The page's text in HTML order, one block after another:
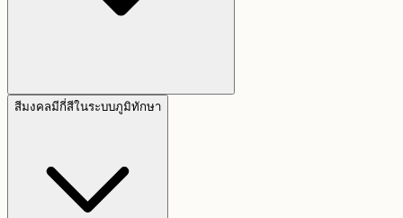
สีมงคลมีกี่สีในระบบภูมิทักษา